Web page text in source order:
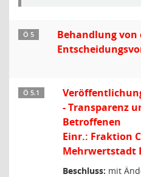
Ö 5
Behandlung
Ö 5.1
- Transparenz
Betroffenen
Einr.: Fraktion
Mehrwertstadt
Beschluss: mit